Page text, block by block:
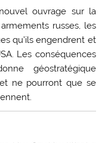
ouvrage sur la
russes, les
qu’ils engendrent et
Les conséquences
géostratégique
ne pourront que se